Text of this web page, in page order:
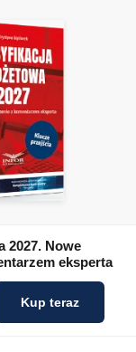
2027. Nowe
eksperta
Kup teraz